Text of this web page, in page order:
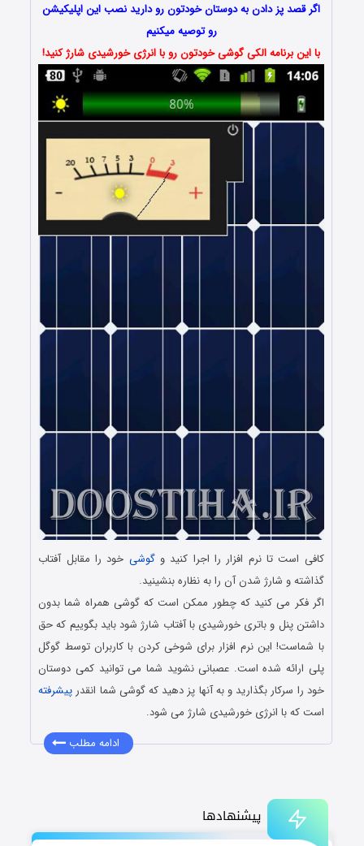
پیشنهادها
اگر قصد پز دادن به دوستان خودتون رو دارید نصب این اپلیکیشن
رو توصیه میکنیم
با این برنامه الکی گوشی خودتون رو با انرژی خورشیدی شارژ کنید!
کافی است تا نرم افزار را اجرا کنید وگوشی خود را مقابل آفتاب
گذاشته و شارژ شدن آن را به نظاره بنشینید.
اگر فکر می کنید که چطور ممکن است که گوشی همراه شما بدون
داشتن پنل و باتری خورشیدی با آفتاب شارژ شود باید بگوییم که حق
با شماست! این نرم افزار برای شوخی کردن با کاربران توسط گوگل
پلی ارائه شده است. عصبانی نشوید شما می توانید کمی دوستان
خود را سرکار بگذارید و به آنها پز دهید که گوشی شما انقدر پیشرفته
است که با انرژی خورشیدی شارژ می شود.
ادامه مطلب